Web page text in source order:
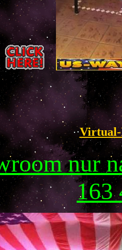
nur
163